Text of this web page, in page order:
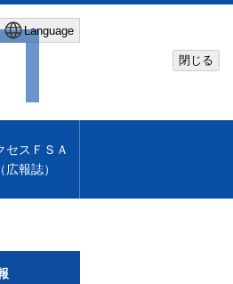
Language
閉じる
セスＦＳＡ
（広報誌）